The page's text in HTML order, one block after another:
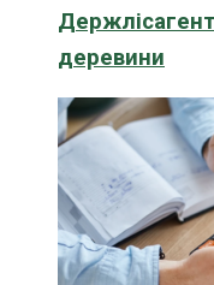
деревини